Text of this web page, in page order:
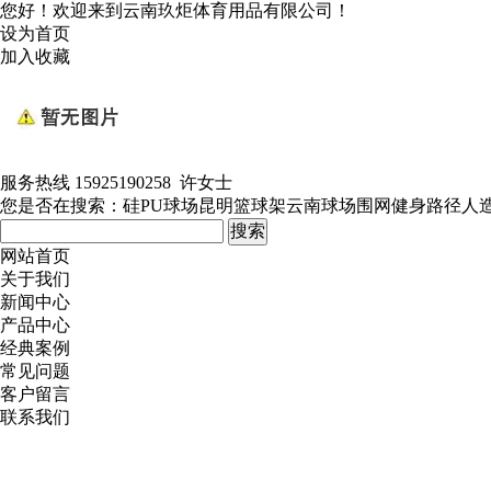
您好！欢迎来到云南玖炬体育用品有限公司！
设为首页
加入收藏
服务热线 15925190258 许女士
您是否在搜索： 硅PU球场昆明篮球架云南球场围网健身路径 人
网站首页
关于我们
新闻中心
产品中心
经典案例
常见问题
客户留言
联系我们